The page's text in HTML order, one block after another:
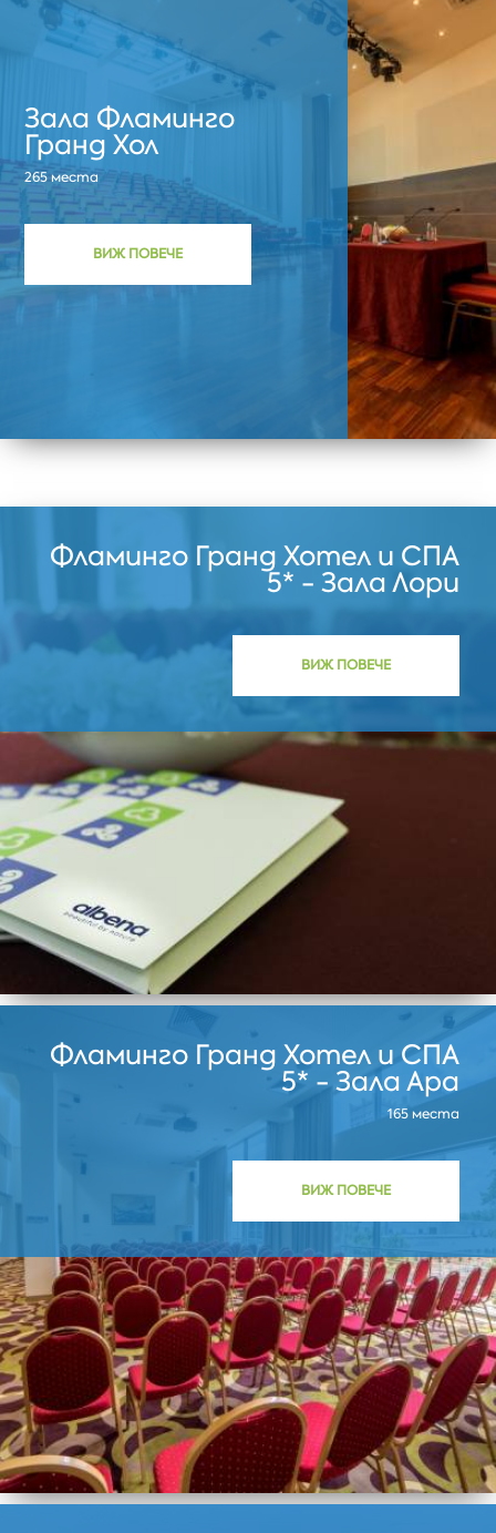
Зала Фламинго
Гранд Хол
265 места
ВИЖ ПОВЕЧЕ
Фламинго Гранд Хотел и СПА
5* - Зала Лори
ВИЖ ПОВЕЧЕ
Фламинго Гранд Хотел и СПА
5* - Зала Ара
165 места
ВИЖ ПОВЕЧЕ